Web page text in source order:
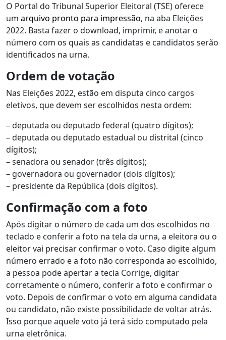
O Portal do Tribunal Superior Eleitoral (TSE) oferece
um arquivo pronto para impressão, na aba Eleições
2022. Basta fazer o download, imprimir, e anotar o
número com os quais as candidatas e candidatos serão
identificados na urna.
Ordem de votação
Nas Eleições 2022, estão em disputa cinco cargos
eletivos, que devem ser escolhidos nesta ordem:
– deputada ou deputado federal (quatro dígitos);
– deputada ou deputado estadual ou distrital (cinco
dígitos);
– senadora ou senador (três dígitos);
– governadora ou governador (dois dígitos);
– presidente da República (dois dígitos).
Confirmação com a foto
Após digitar o número de cada um dos escolhidos no
teclado e conferir a foto na tela da urna, a eleitora ou o
eleitor vai precisar confirmar o voto. Caso digite algum
número errado e a foto não corresponda ao escolhido,
a pessoa pode apertar a tecla Corrige, digitar
corretamente o número, conferir a foto e confirmar o
voto. Depois de confirmar o voto em alguma candidata
ou candidato, não existe possibilidade de voltar atrás.
Isso porque aquele voto já terá sido computado pela
urna eletrônica.